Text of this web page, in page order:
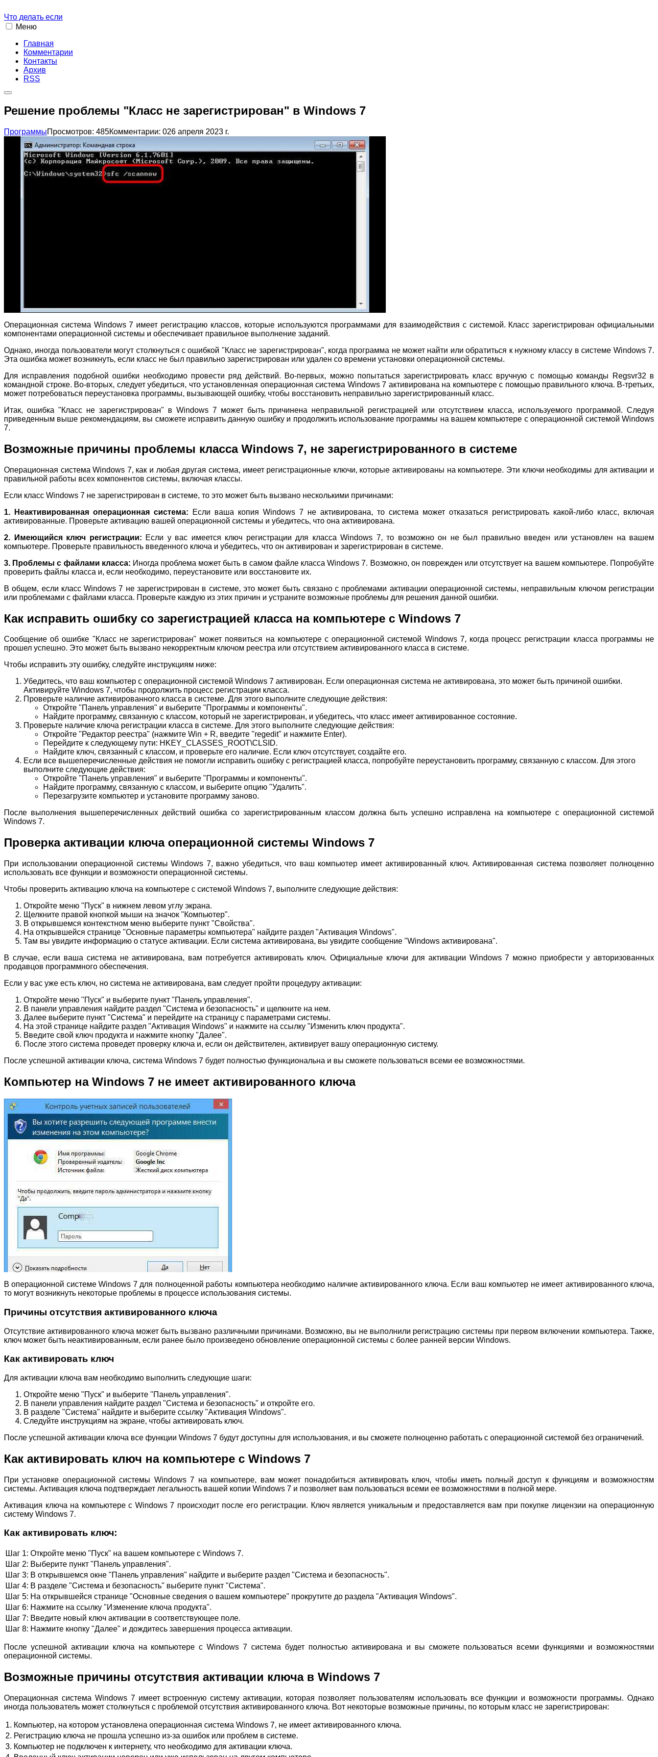
Что делать если
Меню
Главная
Комментарии
Контакты
Архив
RSS
Решение проблемы "Класс не зарегистрирован" в Windows 7
ПрограммыПросмотров: 485Комментарии: 026 апреля 2023 г.
Операционная система Windows 7 имеет регистрацию классов, которые используются программами для взаимодействия с системой. Класс зарегистрирован официальными
компонентами операционной системы и обеспечивает правильное выполнение заданий.
Однако, иногда пользователи могут столкнуться с ошибкой "Класс не зарегистрирован", когда программа не может найти или обратиться к нужному классу в системе Windows 7.
Эта ошибка может возникнуть, если класс не был правильно зарегистрирован или удален со времени установки операционной системы.
Для исправления подобной ошибки необходимо провести ряд действий. Во-первых, можно попытаться зарегистрировать класс вручную с помощью команды Regsvr32 в
командной строке. Во-вторых, следует убедиться, что установленная операционная система Windows 7 активирована на компьютере с помощью правильного ключа. В-третьих,
может потребоваться переустановка программы, вызывающей ошибку, чтобы восстановить неправильно зарегистрированный класс.
Итак, ошибка "Класс не зарегистрирован" в Windows 7 может быть причинена неправильной регистрацией или отсутствием класса, используемого программой. Следуя
приведенным выше рекомендациям, вы сможете исправить данную ошибку и продолжить использование программы на вашем компьютере с операционной системой Windows
7.
Возможные причины проблемы класса Windows 7, не зарегистрированного в системе
Операционная система Windows 7, как и любая другая система, имеет регистрационные ключи, которые активированы на компьютере. Эти ключи необходимы для активации и
правильной работы всех компонентов системы, включая классы.
Если класс Windows 7 не зарегистрирован в системе, то это может быть вызвано несколькими причинами:
1. Неактивированная операционная система: Если ваша копия Windows 7 не активирована, то система может отказаться регистрировать какой-либо класс, включая
активированные. Проверьте активацию вашей операционной системы и убедитесь, что она активирована.
2. Имеющийся ключ регистрации: Если у вас имеется ключ регистрации для класса Windows 7, то возможно он не был правильно введен или установлен на вашем
компьютере. Проверьте правильность введенного ключа и убедитесь, что он активирован и зарегистрирован в системе.
3. Проблемы с файлами класса: Иногда проблема может быть в самом файле класса Windows 7. Возможно, он поврежден или отсутствует на вашем компьютере. Попробуйте
проверить файлы класса и, если необходимо, переустановите или восстановите их.
В общем, если класс Windows 7 не зарегистрирован в системе, это может быть связано с проблемами активации операционной системы, неправильным ключом регистрации
или проблемами с файлами класса. Проверьте каждую из этих причин и устраните возможные проблемы для решения данной ошибки.
Как исправить ошибку со зарегистрацией класса на компьютере с Windows 7
Сообщение об ошибке "Класс не зарегистрирован" может появиться на компьютере с операционной системой Windows 7, когда процесс регистрации класса программы не
прошел успешно. Это может быть вызвано некорректным ключом реестра или отсутствием активированного класса в системе.
Чтобы исправить эту ошибку, следуйте инструкциям ниже:
Убедитесь, что ваш компьютер с операционной системой Windows 7 активирован. Если операционная система не активирована, это может быть причиной ошибки.
Активируйте Windows 7, чтобы продолжить процесс регистрации класса.
Проверьте наличие активированного класса в системе. Для этого выполните следующие действия:
Откройте "Панель управления" и выберите "Программы и компоненты".
Найдите программу, связанную с классом, который не зарегистрирован, и убедитесь, что класс имеет активированное состояние.
Проверьте наличие ключа регистрации класса в системе. Для этого выполните следующие действия:
Откройте "Редактор реестра" (нажмите Win + R, введите "regedit" и нажмите Enter).
Перейдите к следующему пути: HKEY_CLASSES_ROOT\CLSID.
Найдите ключ, связанный с классом, и проверьте его наличие. Если ключ отсутствует, создайте его.
Если все вышеперечисленные действия не помогли исправить ошибку с регистрацией класса, попробуйте переустановить программу, связанную с классом. Для этого
выполните следующие действия:
Откройте "Панель управления" и выберите "Программы и компоненты".
Найдите программу, связанную с классом, и выберите опцию "Удалить".
Перезагрузите компьютер и установите программу заново.
После выполнения вышеперечисленных действий ошибка со зарегистрированным классом должна быть успешно исправлена на компьютере с операционной системой
Windows 7.
Проверка активации ключа операционной системы Windows 7
При использовании операционной системы Windows 7, важно убедиться, что ваш компьютер имеет активированный ключ. Активированная система позволяет полноценно
использовать все функции и возможности операционной системы.
Чтобы проверить активацию ключа на компьютере с системой Windows 7, выполните следующие действия:
Откройте меню "Пуск" в нижнем левом углу экрана.
Щелкните правой кнопкой мыши на значок "Компьютер".
В открывшемся контекстном меню выберите пункт "Свойства".
На открывшейся странице "Основные параметры компьютера" найдите раздел "Активация Windows".
Там вы увидите информацию о статусе активации. Если система активирована, вы увидите сообщение "Windows активирована".
В случае, если ваша система не активирована, вам потребуется активировать ключ. Официальные ключи для активации Windows 7 можно приобрести у авторизованных
продавцов программного обеспечения.
Если у вас уже есть ключ, но система не активирована, вам следует пройти процедуру активации:
Откройте меню "Пуск" и выберите пункт "Панель управления".
В панели управления найдите раздел "Система и безопасность" и щелкните на нем.
Далее выберите пункт "Система" и перейдите на страницу с параметрами системы.
На этой странице найдите раздел "Активация Windows" и нажмите на ссылку "Изменить ключ продукта".
Введите свой ключ продукта и нажмите кнопку "Далее".
После этого система проведет проверку ключа и, если он действителен, активирует вашу операционную систему.
После успешной активации ключа, система Windows 7 будет полностью функциональна и вы сможете пользоваться всеми ее возможностями.
Компьютер на Windows 7 не имеет активированного ключа
В операционной системе Windows 7 для полноценной работы компьютера необходимо наличие активированного ключа. Если ваш компьютер не имеет активированного ключа,
то могут возникнуть некоторые проблемы в процессе использования системы.
Причины отсутствия активированного ключа
Отсутствие активированного ключа может быть вызвано различными причинами. Возможно, вы не выполнили регистрацию системы при первом включении компьютера. Также,
ключ может быть неактивированным, если ранее было произведено обновление операционной системы с более ранней версии Windows.
Как активировать ключ
Для активации ключа вам необходимо выполнить следующие шаги:
Откройте меню "Пуск" и выберите "Панель управления".
В панели управления найдите раздел "Система и безопасность" и откройте его.
В разделе "Система" найдите и выберите ссылку "Активация Windows".
Следуйте инструкциям на экране, чтобы активировать ключ.
После успешной активации ключа все функции Windows 7 будут доступны для использования, и вы сможете полноценно работать с операционной системой без ограничений.
Как активировать ключ на компьютере с Windows 7
При установке операционной системы Windows 7 на компьютере, вам может понадобиться активировать ключ, чтобы иметь полный доступ к функциям и возможностям
системы. Активация ключа подтверждает легальность вашей копии Windows 7 и позволяет вам пользоваться всеми ее возможностями в полной мере.
Активация ключа на компьютере с Windows 7 происходит после его регистрации. Ключ является уникальным и предоставляется вам при покупке лицензии на операционную
систему Windows 7.
Как активировать ключ:
Шаг 1: Откройте меню "Пуск" на вашем компьютере с Windows 7.
Шаг 2: Выберите пункт "Панель управления".
Шаг 3: В открывшемся окне "Панель управления" найдите и выберите раздел "Система и безопасность".
Шаг 4: В разделе "Система и безопасность" выберите пункт "Система".
Шаг 5: На открывшейся странице "Основные сведения о вашем компьютере" прокрутите до раздела "Активация Windows".
Шаг 6: Нажмите на ссылку "Изменение ключа продукта".
Шаг 7: Введите новый ключ активации в соответствующее поле.
Шаг 8: Нажмите кнопку "Далее" и дождитесь завершения процесса активации.
После успешной активации ключа на компьютере с Windows 7 система будет полностью активирована и вы сможете пользоваться всеми функциями и возможностями
операционной системы.
Возможные причины отсутствия активации ключа в Windows 7
Операционная система Windows 7 имеет встроенную систему активации, которая позволяет пользователям использовать все функции и возможности программы. Однако
иногда пользователь может столкнуться с проблемой отсутствия активированного ключа. Вот некоторые возможные причины, по которым класс не зарегистрирован:
1. Компьютер, на котором установлена операционная система Windows 7, не имеет активированного ключа.
2. Регистрацию ключа не прошла успешно из-за ошибок или проблем в системе.
3. Компьютер не подключен к интернету, что необходимо для активации ключа.